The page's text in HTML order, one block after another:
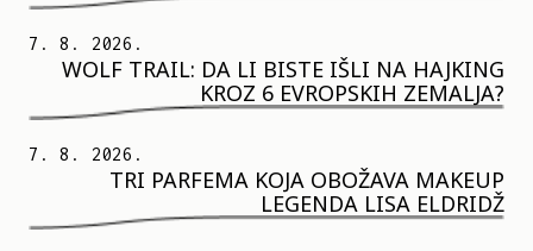
7. 8. 2026.
WOLF TRAIL: DA LI BISTE IŠLI NA HAJKING
KROZ 6 EVROPSKIH ZEMALJA?
7. 8. 2026.
TRI PARFEMA KOJA OBOŽAVA MAKEUP
LEGENDA LISA ELDRIDŽ